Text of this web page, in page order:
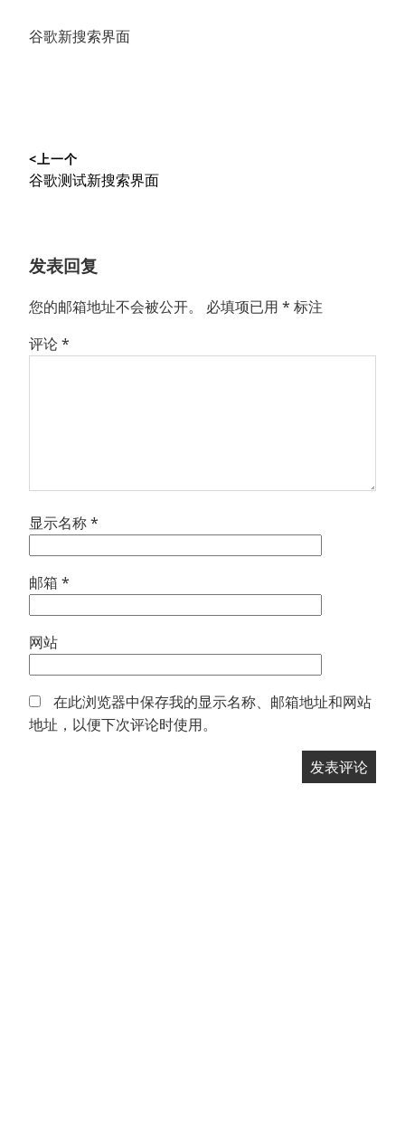
谷歌新搜索界面
章
<上一个
上
谷歌测试新搜索界面
发表回复
您的邮箱地址不会被公开。 必填项已用 * 标注
评论*
显示名称*
邮箱 *
网站
在此浏览器中保存我的显示名称、邮箱地址和网站
地址，以便下次评论时使用。